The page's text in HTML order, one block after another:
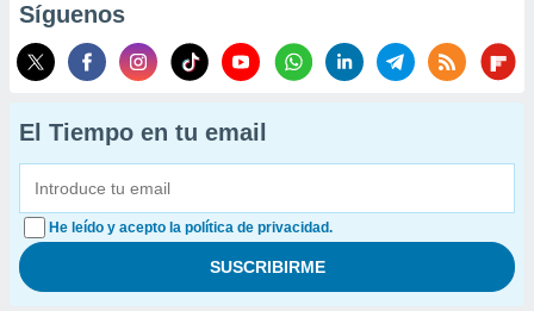
Síguenos
El Tiempo en tu email
He leído y acepto la política de privacidad.